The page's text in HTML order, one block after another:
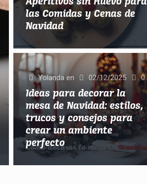
las Comidas y Cenas de
Navidad
Yolanda en 02/12/2025 0
Ideas para decorar la
mesa de Navidad: estilos,
trucos y consejos para
crear un ambiente
perfecto